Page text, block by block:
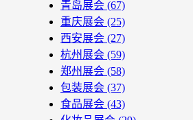
青岛展会 (67)
重庆展会 (25)
西安展会 (27)
杭州展会 (59)
郑州展会 (58)
包装展会 (37)
食品展会 (43)